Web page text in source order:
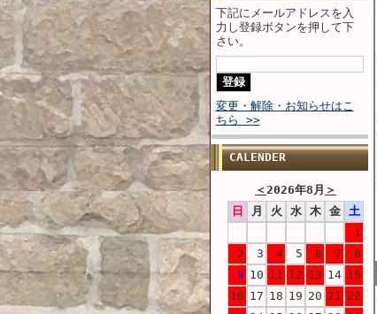
下記にメールアドレスを入
力し登録ボタンを押して下
さい。
変更・解除・お知らせはこ
ちら >>
CALENDER
＜2026年8月 ＞
日
月 火 水 木 金
土
1
2
3 4 5 6 7
8
9 10 11 12 13 14 15
16 17 18 19 20 21 22